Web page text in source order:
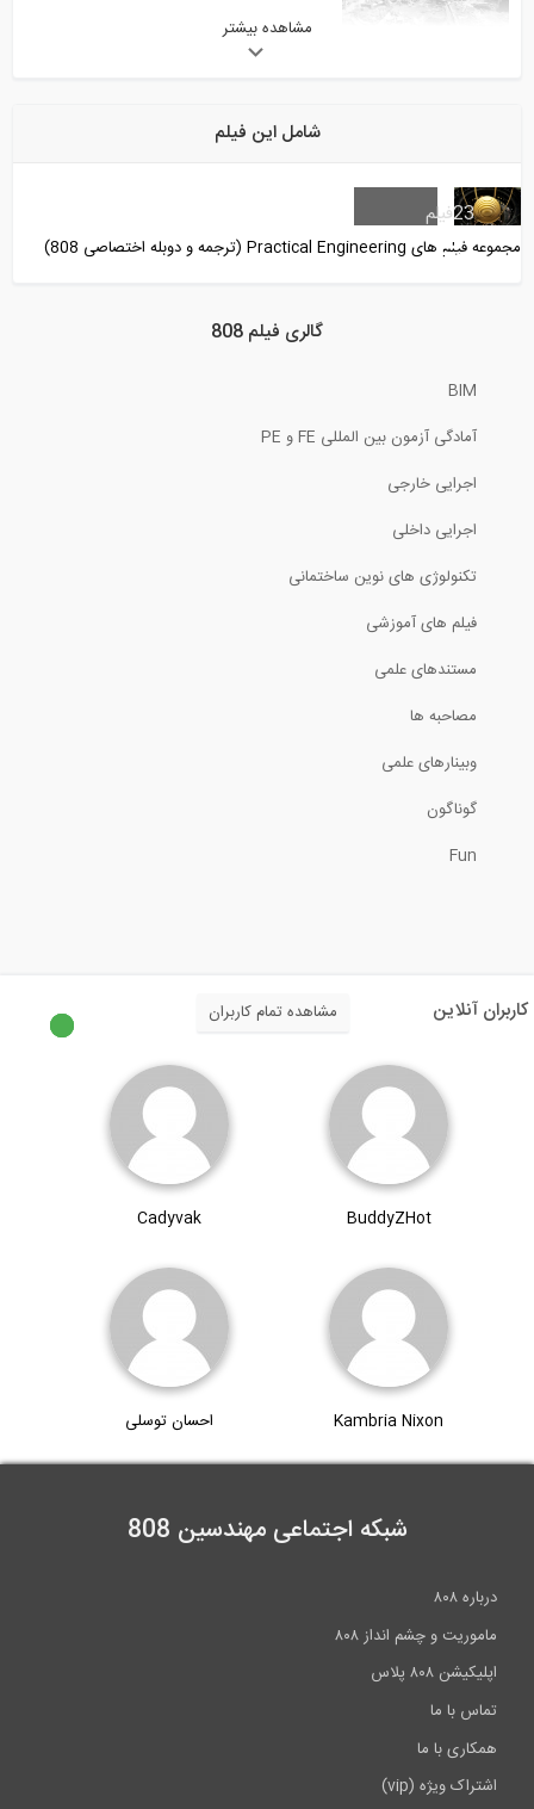
گوتهارد، طولانی‌ترین و عمیق‌ترین تونل...
مسیر انتقال نیرو در سیستم قاب خرپایی
5:34
سخنراني TED در مورد نقش مهندسی اصولی
هنگام وقوع زلزله به کجا پناه ببریم؟
مشاهده بیشتر
شامل این فیلم
مجموعه فیلم های Practical Engineering (ترجمه و دوبله اختصاصی 808)
23فیلم
گالری فیلم 808
BIM
آمادگی آزمون بین المللی FE و PE
اجرایی خارجی
اجرایی داخلی
تکنولوژی های نوین ساختمانی
فیلم های آموزشی
مستندهای علمی
مصاحبه ها
وبینارهای علمی
گوناگون
Fun
کاربران آنلاین مشاهده تمام کاربران
BuddyZHot
Cadyvak
Kambria Nixon احسان توسلی
شبکه اجتماعی مهندسین 808
درباره ۸۰۸
ماموریت و چشم انداز ۸۰۸
اپلیکیشن ۸۰۸ پلاس
تماس با ما
همکاری با ما
اشتراک ویژه (vip)